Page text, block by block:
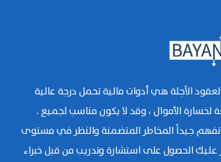
الآجلة هي أدوات مالية تحمل درجة عالية
لخسارة الأموال ، وقد لا يكون مناسب لجميع .
تفهم جيداً المخاطر المتضمنة والنظر في مستوى
عليك الحصول على استشارة وتدريب من قبل خبراء